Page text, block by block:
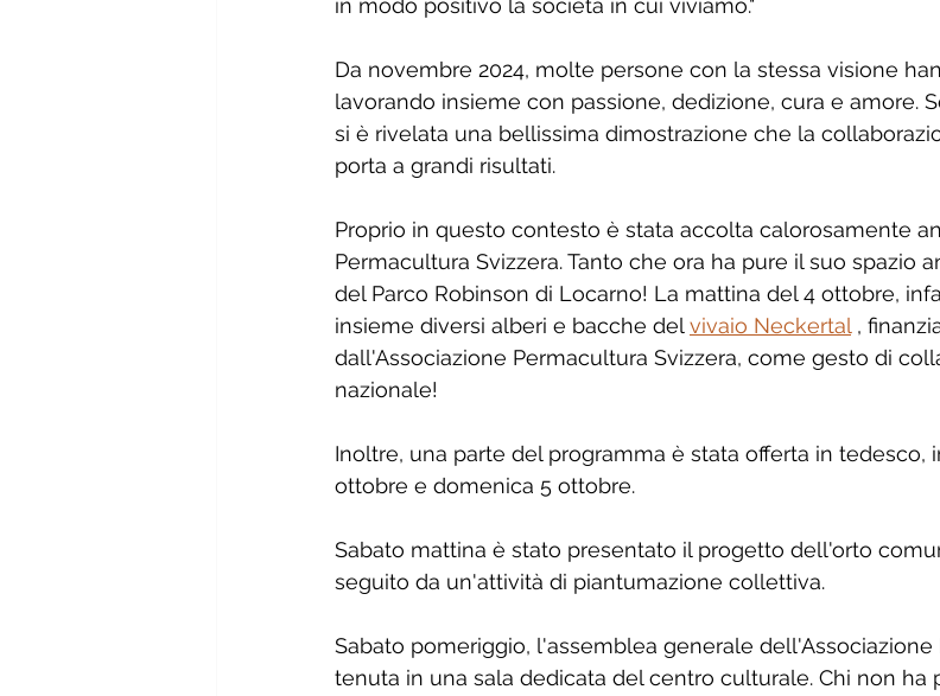
in modo positivo la società in cui viviamo."
Da novembre 2024, molte persone con la stessa visione
lavorando insieme con passione, dedizione, cura e amore.
si è rivelata una bellissima dimostrazione che la
porta a grandi risultati.
Proprio in questo contesto è stata accolta calorosamente
Permacultura Svizzera. Tanto che ora ha pure il suo spazio
del Parco Robinson di Locarno! La mattina del 4 ottobre,
insieme diversi alberi e bacche del vivaio Neckertal ,
dall'Associazione Permacultura Svizzera, come gesto di
nazionale!
Inoltre, una parte del programma è stata offerta in tedesco,
ottobre e domenica 5 ottobre.
Sabato mattina è stato presentato il progetto dell'orto
seguito da un'attività di piantumazione collettiva.
Sabato pomeriggio, l'assemblea generale dell'Associazione
tenuta in una sala dedicata del centro culturale. Chi non ha